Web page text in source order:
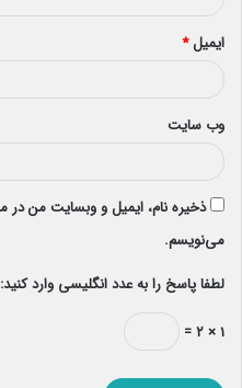
ایمیل*
وب‌ سایت
ذخیره نام، ایمیل و وبسایت من در
می‌نویسم.
لطفا پاسخ را به عدد انگلیسی وارد کنید:
۱ × ۲ =